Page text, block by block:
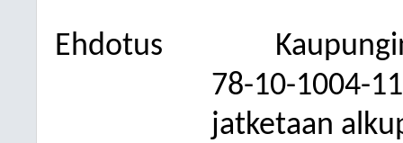
Ehdotus
78-10-1004-
jatketaan